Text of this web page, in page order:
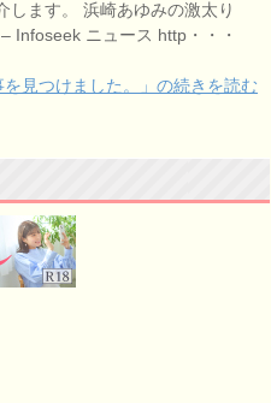
します。 浜崎あゆみの激太り
Infoseek ニュース http・・・
を見つけました。」の続きを読む